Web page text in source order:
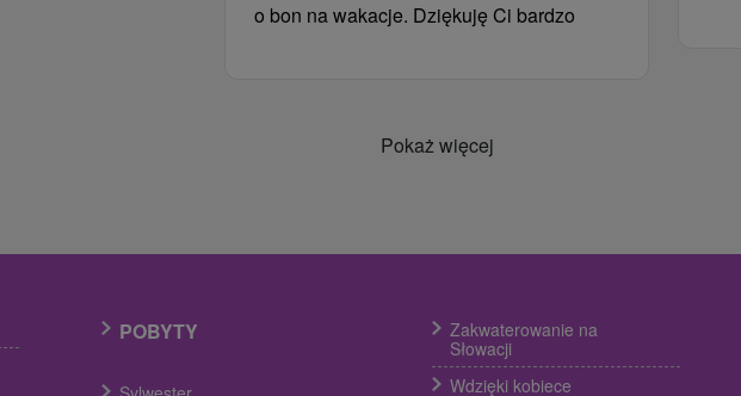
o bon na wakacje. Dziękuję Ci bardzo
Pokaż więcej
POBYTY
Zakwaterowanie na
Słowacji
Wdzięki kobiece